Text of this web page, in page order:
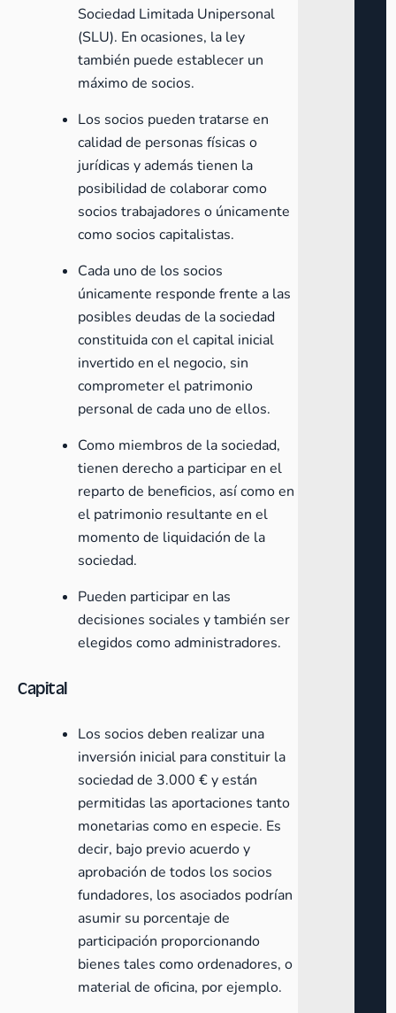
Sociedad Limitada Unipersonal
(SLU). En ocasiones, la ley
también puede establecer un
máximo de socios.
Los socios pueden tratarse en
calidad de personas físicas o
jurídicas y además tienen la
posibilidad de colaborar como
socios trabajadores o únicamente
como socios capitalistas.
Cada uno de los socios
únicamente responde frente a las
posibles deudas de la sociedad
constituida con el capital inicial
invertido en el negocio, sin
comprometer el patrimonio
personal de cada uno de ellos.
Como miembros de la sociedad,
tienen derecho a participar en el
reparto de beneficios, así como en
el patrimonio resultante en el
momento de liquidación de la
sociedad.
Pueden participar en las
decisiones sociales y también ser
elegidos como administradores.
Capital
Los socios deben realizar una
inversión inicial para constituir la
sociedad de 3.000 € y están
permitidas las aportaciones tanto
monetarias como en especie. Es
decir, bajo previo acuerdo y
aprobación de todos los socios
fundadores, los asociados podrían
asumir su porcentaje de
participación proporcionando
bienes tales como ordenadores, o
material de oficina, por ejemplo.